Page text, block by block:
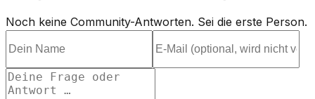
Noch keine Community-Antworten. Sei die erste Person.